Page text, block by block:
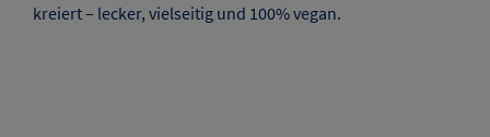
kreiert – lecker, vielseitig und 100% vegan.